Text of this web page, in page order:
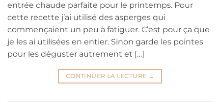
entrée chaude parfaite pour le printemps. Pour
cette recette j’ai utilisé des asperges qui
commençaient un peu à fatiguer. C’est pour ça que
je les ai utilisées en entier. Sinon garde les pointes
pour les déguster autrement et […]
CONTINUER LA LECTURE →